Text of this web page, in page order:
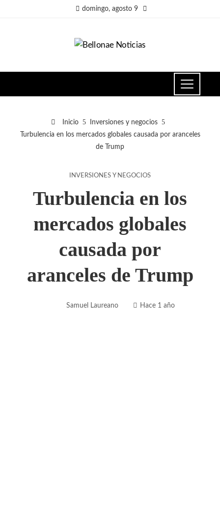
domingo, agosto 9
Inicio
Inversiones y negocios
Turbulencia en los mercados globales causada por aranceles
de Trump
INVERSIONES Y NEGOCIOS
Turbulencia en los
mercados globales
causada por
aranceles de Trump
Samuel Laureano Hace 1 año